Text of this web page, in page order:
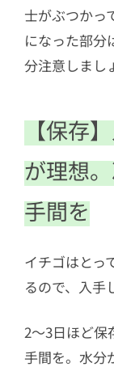
士がぶつかっ
になった部分
分注意しまし
【保存
が理想
手間を
イチゴはとっ
るので、入手
2〜3日ほど保
手間を。水分